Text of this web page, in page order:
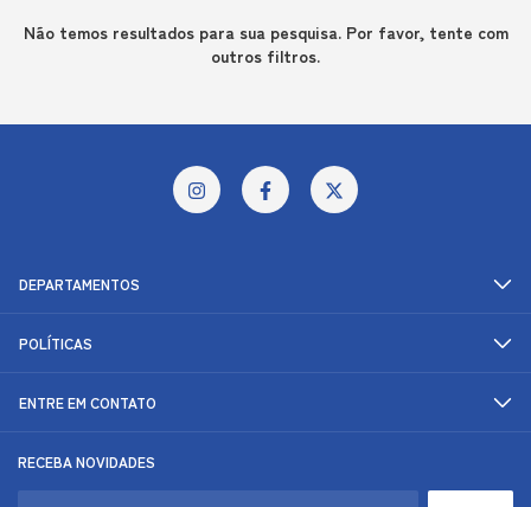
Não temos resultados para sua pesquisa. Por favor, tente com
outros filtros.
DEPARTAMENTOS
POLÍTICAS
ENTRE EM CONTATO
RECEBA NOVIDADES